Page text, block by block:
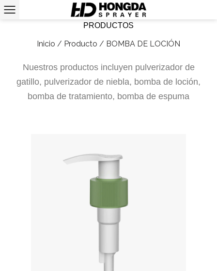
PRODUCTOS
Inicio / Producto / BOMBA DE LOCIÓN
Nuestros productos incluyen pulverizador de
gatillo, pulverizador de niebla, bomba de loción,
bomba de tratamiento, bomba de espuma